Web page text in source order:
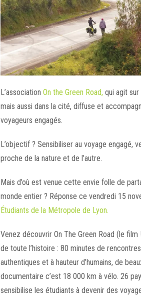
L’association On the Green Road, qui agit
mais aussi dans la cité, diffuse et
voyageurs engagés.
L’objectif ? Sensibiliser au voyage engagé,
proche de la nature et de l’autre.
Mais d’où est venue cette envie folle de
monde entier ? Réponse ce vendredi 15
Étudiants de la Métropole de Lyon.
Venez découvrir On The Green Road (le film
de toute l’histoire : 80 minutes de
authentiques et à hauteur d’humains, de
documentaire c’est 18 000 km à vélo. 26
sensibilise les étudiants à devenir des